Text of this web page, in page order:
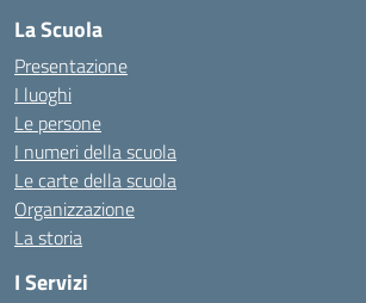
La Scuola
Presentazione
I luoghi
Le persone
I numeri della scuola
Le carte della scuola
Organizzazione
La storia
I Servizi